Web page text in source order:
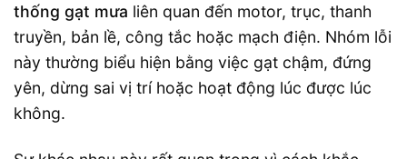
thống gạt mưa liên quan đến motor, trục, thanh
truyền, bản lề, công tắc hoặc mạch điện. Nhóm lỗi
này thường biểu hiện bằng việc gạt chậm, đứng
yên, dừng sai vị trí hoặc hoạt động lúc được lúc
không.